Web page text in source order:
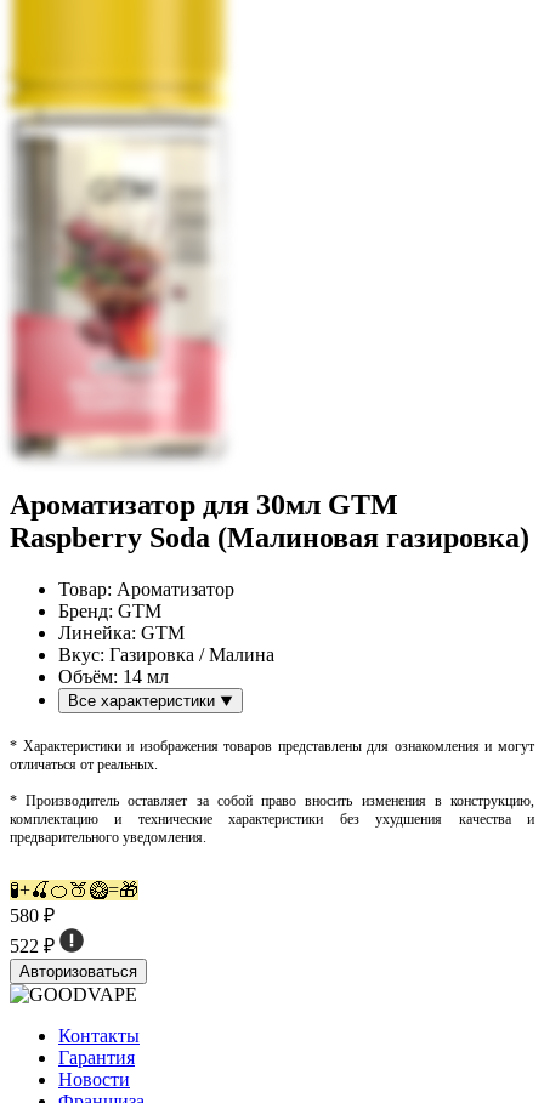
Ароматизатор для 30мл GTM
Raspberry Soda (Малиновая газировка)
Товар: Ароматизатор
Бренд: GTM
Линейка: GTM
Вкус: Газировка / Малина
Объём: 14 мл
Все характеристики
* Характеристики и изображения товаров представлены для ознакомления и могут
отличаться от реальных.
* Производитель оставляет за собой право вносить изменения в конструкцию,
комплектацию и технические характеристики без ухудшения качества и
предварительного уведомления.
🧪+🍒🍊🍑🥝=🎁
580 ₽
522 ₽
Авторизоваться
Контакты
Гарантия
Новости